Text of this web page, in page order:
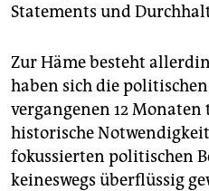
Statements und
Zur Häme besteht
haben sich die
vergangenen 12
historische
fokussierten politischen
keineswegs überflüssig